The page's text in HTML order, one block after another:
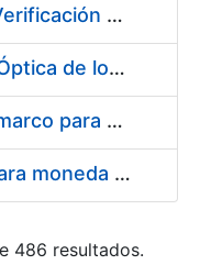
Servicio de Calibración y Verificación Externa de los Equipos de Medición del Servicio de Prevención de la FNMT-RCM
Conexión mediante Fibra Óptica de los Centros de Proceso de Datos (CPDs) de las sedes de la FNMT-RCM de Burgos y Madrid
Contratación de acuerdo marco para el Suministro de Material de Electricidad para la Fábrica Nacional de Moneda y Timbre-Real Casa de la Moneda en su centro de trabajo de Burgos
Suministro de estuches para moneda de 30 €
486 resultados.